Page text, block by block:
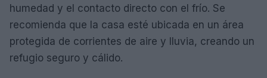
humedad y el contacto directo con el frío. Se
recomienda que la casa esté ubicada en un área
protegida de corrientes de aire y lluvia, creando un
refugio seguro y cálido.